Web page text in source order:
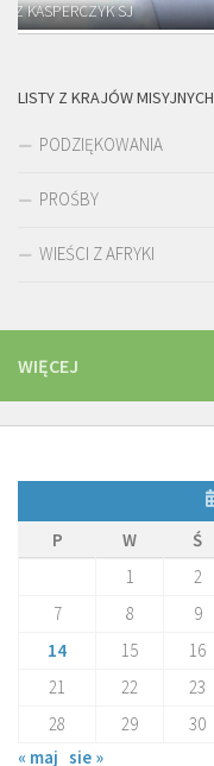
O. ADNRZEJ LEŚNIARA SJ
LISTY Z KRAJÓW MISYJNYCH
PODZIĘKOWANIA
PROŚBY
WIEŚCI Z AFRYKI
WIĘCEJ
P
W Ś
1
2
7
8 9
14
15 16
21
22 23
28
29
30
« maj sie »